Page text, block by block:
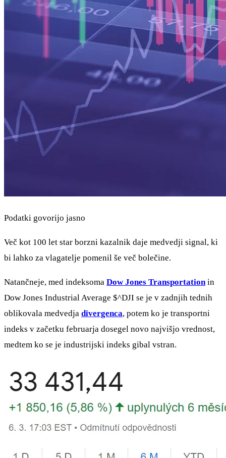
Podatki govorijo jasno
Več kot 100 let star borzni kazalnik daje medvedji signal, ki
bi lahko za vlagatelje pomenil še več bolečine.
Natančneje, med indeksoma Dow Jones Transportationin
Dow Jones Industrial Average $^DJI se je v zadnjih tednih
oblikovala medvedja divergenca, potem ko je transportni
indeks v začetku februarja dosegel novo najvišjo vrednost,
medtem ko se je industrijski indeks gibal vstran.